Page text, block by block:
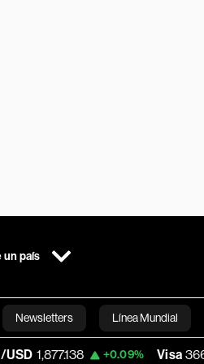
un país
Newsletters Línea Mundial
Bloomberg
+0.09% Visa 366.81 -